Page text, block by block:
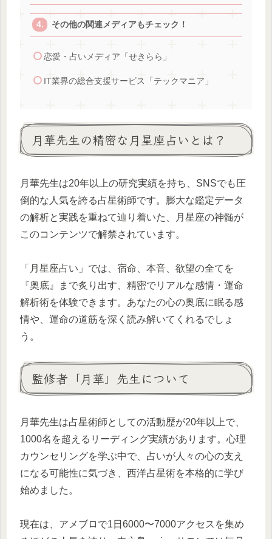
その他の関連メディアもチェック！
恋愛・占いメディア「せきらら」
IT業界の総合支援サービス「テックマニア」
月華先生の精密な月星座占いとは？
月華先生は20年以上の研究実績を持ち、SNSでも圧
倒的な人気を誇る占星術師です。膨大な鑑定データ
の解析と実践を重ねて辿り着いた、月星座の神髄が
このコンテンツで解禁されています。
「月星座占い」では、宿命、本音、欲望の全てを
『奥底』まで炙り出す、精密でリアルな感情・運命
解析術を体験できます。あなたの心の奥底に眠る感
情や、運命の道筋を深く読み解いてくれるでしょ
う。
監修者「月華」先生について
月華先生は占星術師としての活動歴が20年以上で、
1000名を超えるリーディング実績があります。心理
カウンセリングを学ぶ中で、占いが人々の心の支え
になる可能性に気づき、西洋占星術を本格的に学び
始めました。
現在は、アメブロで1日6000〜7000アクセスを集め